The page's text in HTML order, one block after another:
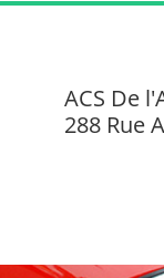
ACS De
288 Rue